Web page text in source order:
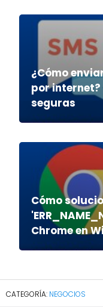
¿Cómo
por
seguras
Cómo
Chrome en
NEGOCIOS